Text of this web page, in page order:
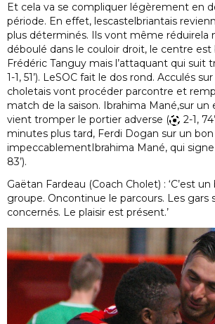
Et cela va se compliquer légèrement en
période. En effet, lescastelbriantais
plus déterminés. Ils vont même réduirela
déboulé dans le couloir droit, le centre est
Frédéric Tanguy mais l’attaquant qui suit
1-1, 51’). LeSOC fait le dos rond. Acculés
choletais vont procéder parcontre et
match de la saison. Ibrahima Mané,sur un
vient tromper le portier adverse (
2-1,
minutes plus tard, Ferdi Dogan sur un
impeccablementIbrahima Mané, qui
83’).
Gaëtan Fardeau (Coach Cholet) : ‘C’est
groupe. Oncontinue le parcours. Les gars
concernés. Le plaisir est présent.’